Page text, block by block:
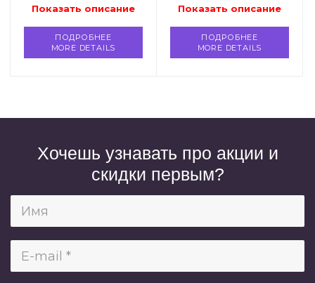
Показать описание
ПОДРОБНЕЕ
MORE DETAILS
Показать описание
ПОДРОБНЕЕ
MORE DETAILS
Хочешь узнавать про акции и
скидки первым?